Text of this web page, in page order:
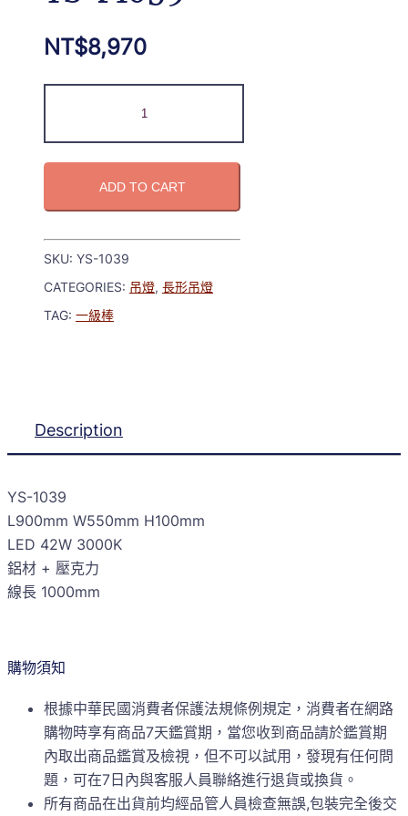
NT$8,970
ADD TO CART
SKU: YS-1039
CATEGORIES: 吊燈, 長形吊燈
TAG: 一級棒
Description
YS-1039
L900mm W550mm H100mm
LED 42W 3000K
鋁材 + 壓克力
線長 1000mm
購物須知
根據中華民國消費者保護法規條例規定，消費者在網路
購物時享有商品7天鑑賞期，當您收到商品請於鑑賞期
內取出商品鑑賞及檢視，但不可以試用，發現有任何問
題，可在7日內與客服人員聯絡進行退貨或換貨。
所有商品在出貨前均經品管人員檢查無誤,包裝完全後交